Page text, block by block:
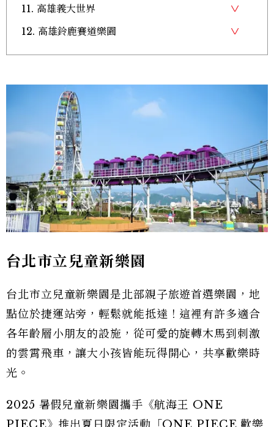
11. 高雄義大世界
12. 高雄鈴鹿賽道樂園
台北市立兒童新樂園
台北市立兒童新樂園是北部親子旅遊首選樂園，地
點位於捷運站旁，輕鬆就能抵達！這裡有許多適合
各年齡層小朋友的設施，從可愛的旋轉木馬到刺激
的雲霄飛車，讓大小孩皆能玩得開心，共享歡樂時
光。
2025 暑假兒童新樂園攜手《航海王 ONE
PIECE》推出夏日限定活動「ONE PIECE 歡樂